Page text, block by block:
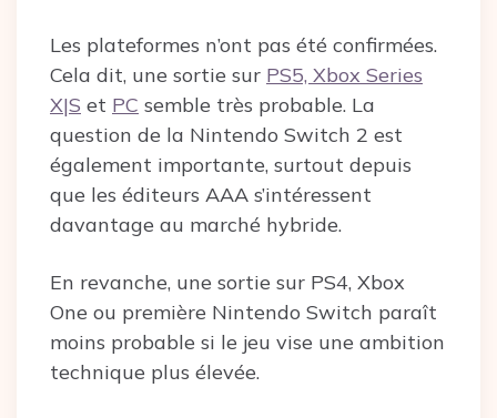
Les plateformes n’ont pas été confirmées.
Cela dit, une sortie sur PS5, Xbox Series
X|S et PC semble très probable. La
question de la Nintendo Switch 2 est
également importante, surtout depuis
que les éditeurs AAA s’intéressent
davantage au marché hybride.
En revanche, une sortie sur PS4, Xbox
One ou première Nintendo Switch paraît
moins probable si le jeu vise une ambition
technique plus élevée.